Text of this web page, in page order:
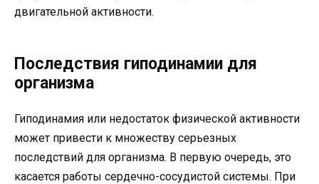
двигательной активности.
Последствия гиподинамии для
организма
Гиподинамия или недостаток физической активности
может привести к множеству серьезных
последствий для организма. В первую очередь, это
касается работы сердечно-сосудистой системы. При